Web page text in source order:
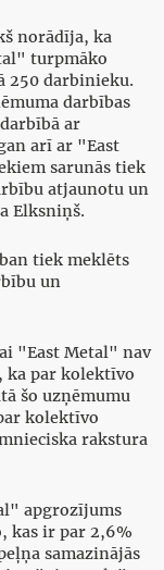
norādīja, ka
turpmāko
250 darbinieku.
darbības
ar
arī ar "East
sarunās tiek
atjaunotu un
Elksniņš.
tiek meklēts
un
"East Metal" nav
ka par kolektīvo
šo uzņēmumu
kolektīvo
rakstura
apgrozījums
kas ir par 2,6%
samazinājās